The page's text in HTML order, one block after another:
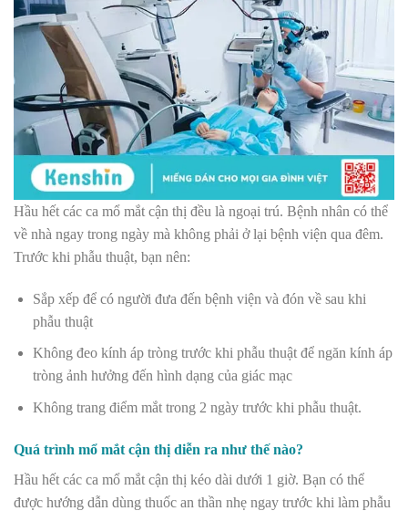
Hầu hết các ca mổ mắt cận thị đều là ngoại trú. Bệnh nhân có thể
về nhà ngay trong ngày mà không phải ở lại bệnh viện qua đêm.
Trước khi phẫu thuật, bạn nên:
Sắp xếp để có người đưa đến bệnh viện và đón về sau khi
phẫu thuật
Không đeo kính áp tròng trước khi phẫu thuật để ngăn kính áp
tròng ảnh hưởng đến hình dạng của giác mạc
Không trang điểm mắt trong 2 ngày trước khi phẫu thuật.
Quá trình mổ mắt cận thị diễn ra như thế nào?
Hầu hết các ca mổ mắt cận thị kéo dài dưới 1 giờ. Bạn có thể
được hướng dẫn dùng thuốc an thần nhẹ ngay trước khi làm phẫu